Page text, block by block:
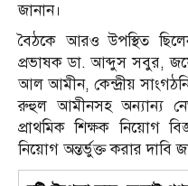
জানান।
বৈঠকে আরও উপস্থিত
প্রভাষক ডা. আব্দুস সবুর,
আল আমীন, কেন্দ্রীয়
রুহুল আমীনসহ অন্যান্য
প্রাথমিক শিক্ষক নিয়োগ
নিয়োগ অন্তর্ভুক্ত করার দাবি